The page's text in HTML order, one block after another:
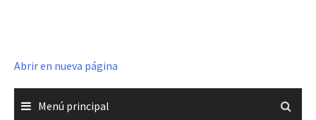
Abrir en nueva página
Menú principal